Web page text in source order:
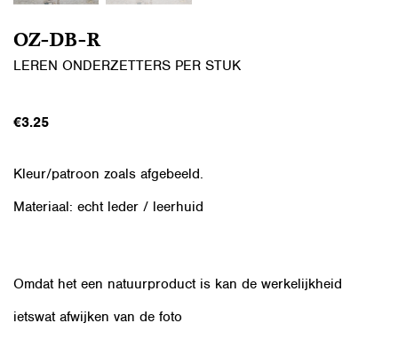
OZ-DB-R
LEREN ONDERZETTERS PER STUK
€3.25
Kleur/patroon zoals afgebeeld.
Materiaal: echt leder / leerhuid
Omdat het een natuurproduct is kan de werkelijkheid
ietswat afwijken van de foto